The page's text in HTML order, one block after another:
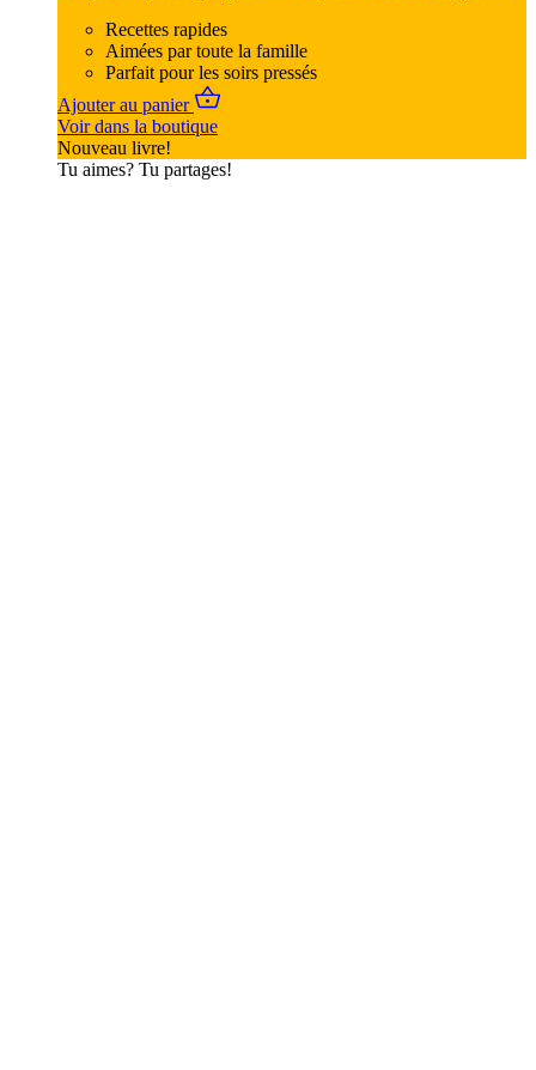
Recettes rapides
Aimées par toute la famille
Parfait pour les soirs pressés
Ajouter au panier
Voir dans la boutique
Nouveau livre!
Tu aimes? Tu partages!